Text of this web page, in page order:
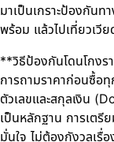
มาเป็นเกราะป้องกันท
พร้อม แล้วไปเที่ยวเวี
**วิธีป้องกันโดนโกง
การถามราคาก่อนซื้อ
ตัวเลขและสกุลเงิน
เป็นหลักฐาน การเตรี
มั่นใจ ไม่ต้องกังวลเรื่